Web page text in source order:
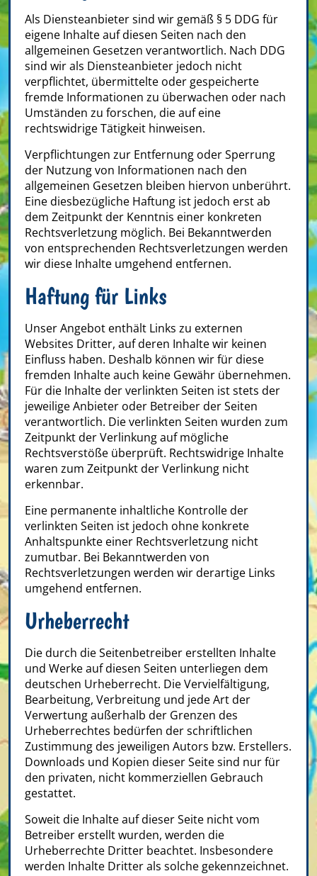
Als Diensteanbieter sind wir gemäß § 5 DDG für
eigene Inhalte auf diesen Seiten nach den
allgemeinen Gesetzen verantwortlich. Nach DDG
sind wir als Diensteanbieter jedoch nicht
verpflichtet, übermittelte oder gespeicherte
fremde Informationen zu überwachen oder nach
Umständen zu forschen, die auf eine
rechtswidrige Tätigkeit hinweisen.
Verpflichtungen zur Entfernung oder Sperrung
der Nutzung von Informationen nach den
allgemeinen Gesetzen bleiben hiervon unberührt.
Eine diesbezügliche Haftung ist jedoch erst ab
dem Zeitpunkt der Kenntnis einer konkreten
Rechtsverletzung möglich. Bei Bekanntwerden
von entsprechenden Rechtsverletzungen werden
wir diese Inhalte umgehend entfernen.
Haftung für Links
Unser Angebot enthält Links zu externen
Websites Dritter, auf deren Inhalte wir keinen
Einfluss haben. Deshalb können wir für diese
fremden Inhalte auch keine Gewähr übernehmen.
Für die Inhalte der verlinkten Seiten ist stets der
jeweilige Anbieter oder Betreiber der Seiten
verantwortlich. Die verlinkten Seiten wurden zum
Zeitpunkt der Verlinkung auf mögliche
Rechtsverstöße überprüft. Rechtswidrige Inhalte
waren zum Zeitpunkt der Verlinkung nicht
erkennbar.
Eine permanente inhaltliche Kontrolle der
verlinkten Seiten ist jedoch ohne konkrete
Anhaltspunkte einer Rechtsverletzung nicht
zumutbar. Bei Bekanntwerden von
Rechtsverletzungen werden wir derartige Links
umgehend entfernen.
Urheberrecht
Die durch die Seitenbetreiber erstellten Inhalte
und Werke auf diesen Seiten unterliegen dem
deutschen Urheberrecht. Die Vervielfältigung,
Bearbeitung, Verbreitung und jede Art der
Verwertung außerhalb der Grenzen des
Urheberrechtes bedürfen der schriftlichen
Zustimmung des jeweiligen Autors bzw. Erstellers.
Downloads und Kopien dieser Seite sind nur für
den privaten, nicht kommerziellen Gebrauch
gestattet.
Soweit die Inhalte auf dieser Seite nicht vom
Betreiber erstellt wurden, werden die
Urheberrechte Dritter beachtet. Insbesondere
werden Inhalte Dritter als solche gekennzeichnet.